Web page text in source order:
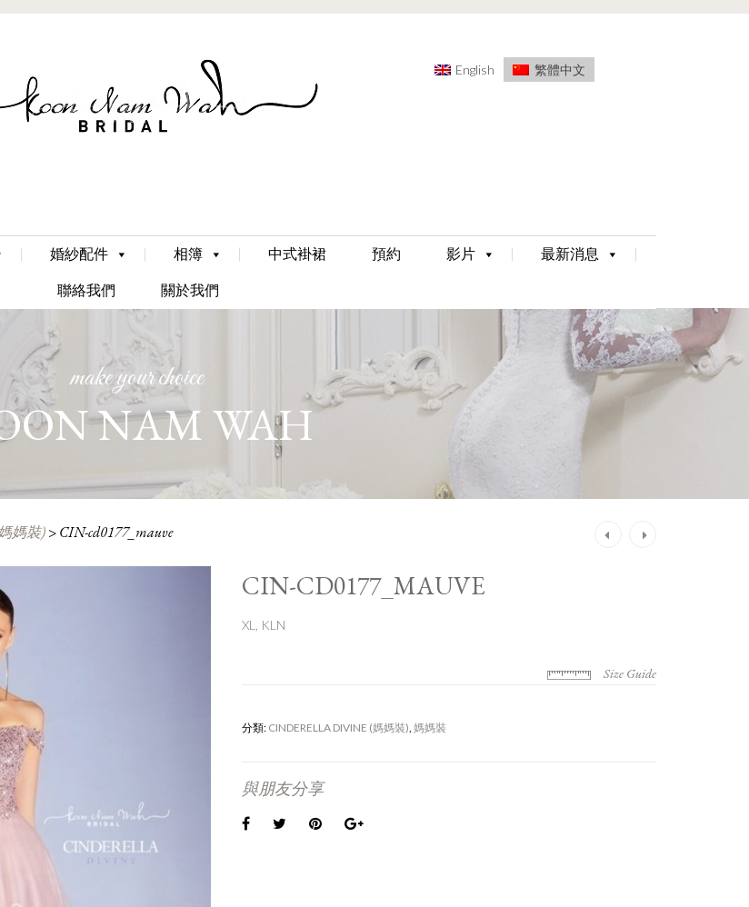
English 繁體中文
Skip
to
content
婚紗配件 相簿 中式褂裙 預約 影片
最新消息
聯絡我們
關於我們
make your choice
NAM WAH
媽裝)>CIN-cd0177_mauve
CIN-CD0177_MAUVE
XL, KLN
Size Guide
分類: CINDERELLA DIVINE (媽媽裝), 媽媽裝
與朋友分享